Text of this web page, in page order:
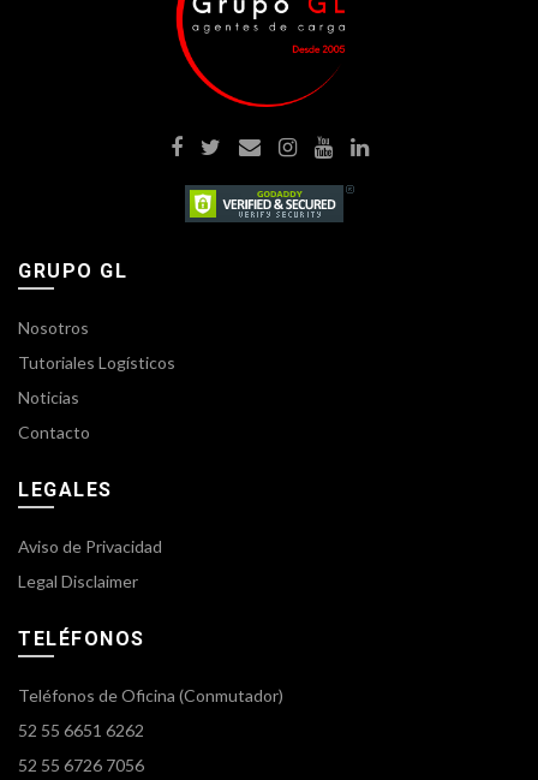
GRUPO GL
Nosotros
Tutoriales Logísticos
Noticias
Contacto
LEGALES
Aviso de Privacidad
Legal Disclaimer
TELÉFONOS
Teléfonos de Oficina (Conmutador)
52 55 6651 6262
52 55 6726 7056